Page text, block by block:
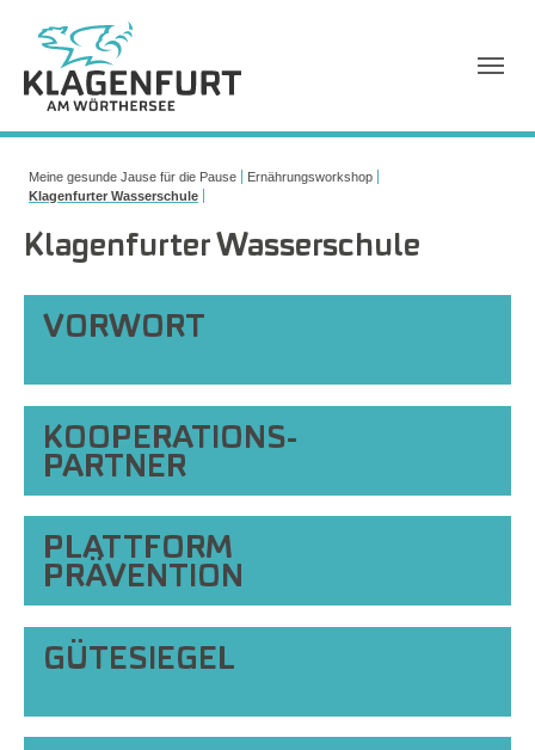
Meine gesunde Jause für die Pause
Ernährungsworkshop
Klagenfurter Wasserschule
Klagenfurter Wasserschule
VORWORT
KOOPERATIONS-
PARTNER
PLATTFORM
PRÄVENTION
GÜTESIEGEL